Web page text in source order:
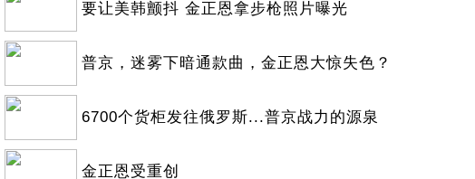
要让美韩颤抖 金正恩拿步枪照片曝光
普京，迷雾下暗通款曲，金正恩大惊失色？
6700个货柜发往俄罗斯...普京战力的源泉
金正恩受重创